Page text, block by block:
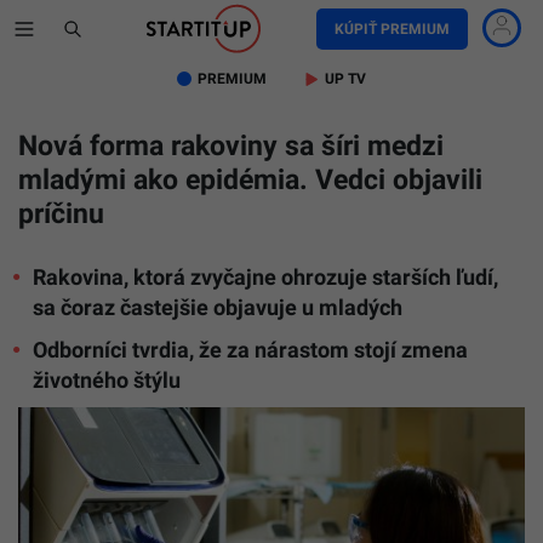
KÚPIŤ PREMIUM
PREMIUM UP TV
Nová forma rakoviny sa šíri medzi
mladými ako epidémia. Vedci objavili
príčinu
Rakovina, ktorá zvyčajne ohrozuje starších ľudí,
sa čoraz častejšie objavuje u mladých
Odborníci tvrdia, že za nárastom stojí zmena
životného štýlu